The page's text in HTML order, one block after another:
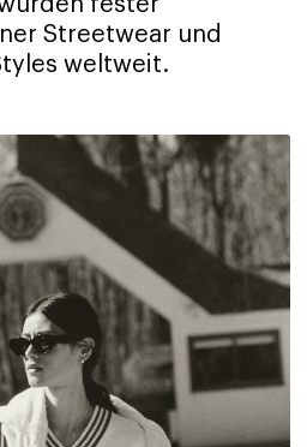
fester
Streetwear und
weltweit.